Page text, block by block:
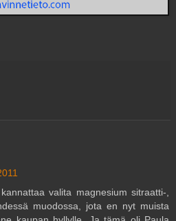
valita magnesium sitraatti-,
muodossa, jota en nyt muista